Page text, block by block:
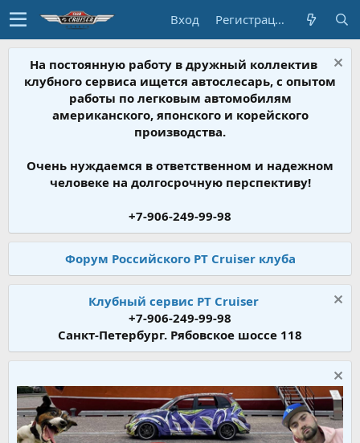
Вход Регистрация
На постоянную работу в дружный коллектив
клубного сервиса ищется автослесарь, с опытом
работы по легковым автомобилям
американского, японского и корейского
производства.
Очень нуждаемся в ответственном и надежном
человеке на долгосрочную перспективу!
+7-906-249-99-98
Форум Российского PT Cruiser клуба
Клубный сервис PT Cruiser
+7-906-249-99-98
Санкт-Петербург. Рябовское шоссе 118